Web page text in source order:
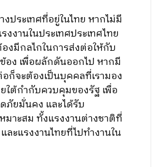
ประเทศที่อยู่ในไทย หากไม่มี
งงานในประเทศประเทศไทย
งมีกลไกในการส่งต่อให้กับ
อง เพื่อผลักดันออกไป หากมี
ก็จะต้องเป็นบุคคลที่เรามอง
ใต้กำกับควบคุมของรัฐ เพื่อ
ภัยมั่นคง และได้รับ
มาะสม ทั้งแรงงานต่างชาติที่
ละแรงงานไทยที่ไปทำงานใน